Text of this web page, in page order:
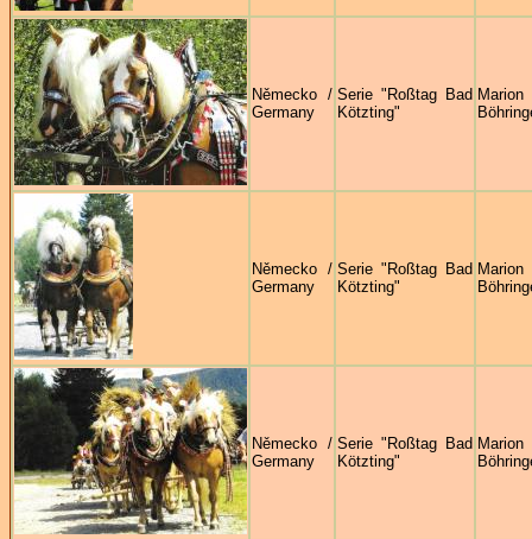
Německo /
Germany
Serie "Roßtag Bad
Kötzting"
Marion
Německo /
Germany
Serie "Roßtag Bad
Kötzting"
Marion
Německo /
Germany
Serie "Roßtag Bad
Kötzting"
Marion